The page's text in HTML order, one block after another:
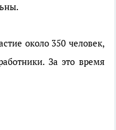
около 350 человек,
За это время